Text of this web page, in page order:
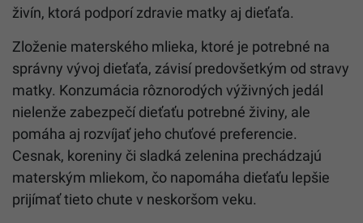
živín, ktorá podporí zdravie matky aj dieťaťa.
Zloženie materského mlieka, ktoré je potrebné na
správny vývoj dieťaťa, závisí predovšetkým od stravy
matky. Konzumácia rôznorodých výživných jedál
nielenže zabezpečí dieťaťu potrebné živiny, ale
pomáha aj rozvíjať jeho chuťové preferencie.
Cesnak, koreniny či sladká zelenina prechádzajú
materským mliekom, čo napomáha dieťaťu lepšie
prijímať tieto chute v neskoršom veku.